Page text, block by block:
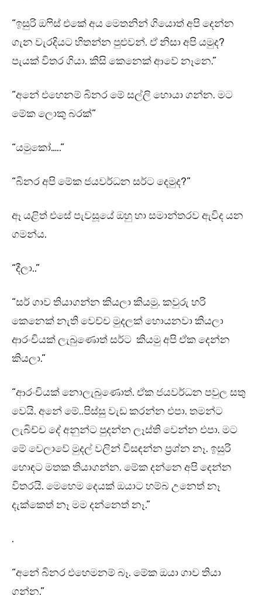
“ඉසුරි ඔෆිස් එකේ අය මෙතනින් ගියොත් අපි දෙන්න
ගැන වැරදියට හිතන්න පුළුවන්. ඒ නිසා අපි යමුද?
පැයක් විතර ගියා. කිසි කෙනෙක් ආවේ නෑනෙ.”
“අනේ එහෙනම් බිනර මේ සල්ලි හොයා ගන්න. මට
මේක ලොකු බරක්”
“යමුකෝ…..”
“බිනර අපි මේක ජයවර්ධන සර්ට දෙමුද?”
ඈ යළිත් එසේ පැවසූයේ ඔහු හා සමාන්තරව ඇවිද යන
ගමන්ය.
“දීලා..”
“සර් ගාව තියාගන්න කියලා කියමු. කවුරු හරි
කෙනෙක් නැති වෙච්ච මුදලක් හොයනවා කියලා
ආරංචියක් ලැබුණොත් සර්ට කියමු අපි ඒක දෙන්න
කියලා.”
“ආරංචියක් නොලැබුණොත්. ඒක ජයවර්ධන පවුල සතු
වෙයි. අනේ මේ..පිස්සු වැඩ කරන්න එපා. තමන්ට
ලැබිච්ච දේ අනුන්ට පුදන්න ලෑස්ති වෙන්න එපා. මට
මේ වෙලාවේ මුදල් වලින් විසඳන්න ප්‍රශ්න නෑ. ඉසුරි
හොඳට මතක තියාගන්න. මේක දන්නෙ අපි දෙන්න
විතරයි. මෙහෙම දෙයක් ඔයාට හම්බ උනෙත් නෑ
දැක්කෙත් නෑ මම දන්නෙත් නෑ.”
.
“අනේ බිනර එහෙමනම් බෑ. මේක ඔයා ගාව තියා
ගන්න.”